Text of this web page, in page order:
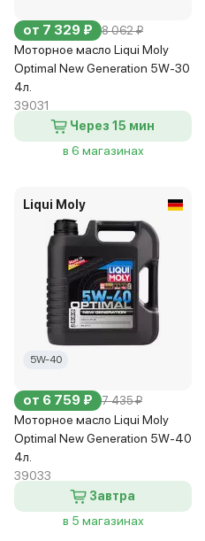
от 7 329 ₽ 8 062 ₽
Моторное масло Liqui Moly
Optimal New Generation 5W-30
4л.
39031
Через 15 мин
в 6 магазинах
Liqui Moly
5W-40
от 6 759 ₽ 7 435 ₽
Моторное масло Liqui Moly
Optimal New Generation 5W-40
4л.
39033
Завтра
в 5 магазинах